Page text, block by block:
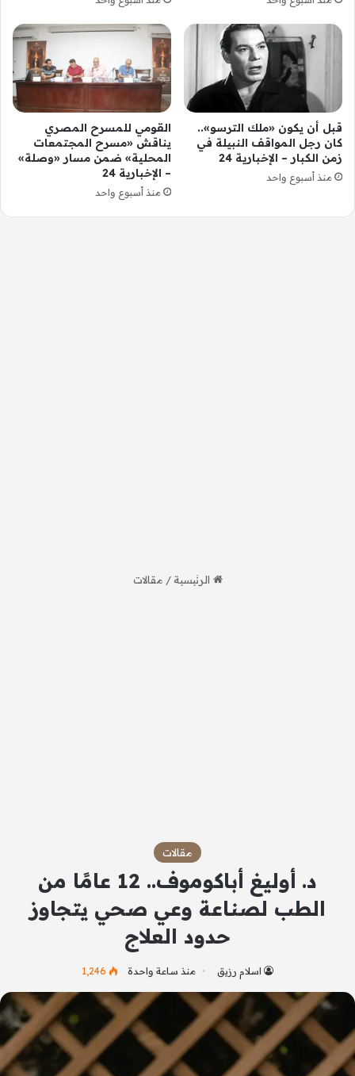
قبل أن يكون «ملك الترسو»..
كان رجل المواقف النبيلة في
زمن الكبار – الإخبارية 24
منذ أسبوع واحد
القومي للمسرح المصري
يناقش «مسرح المجتمعات
المحلية» ضمن مسار «وصلة»
– الإخبارية 24
منذ أسبوع واحد